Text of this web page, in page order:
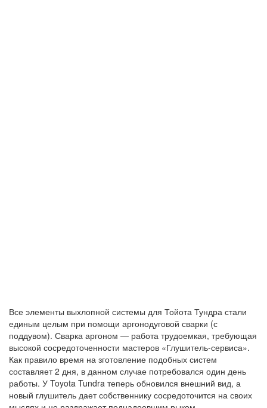
Все элементы выхлопной системы для Тойота Тундра стали
единым целым при помощи аргонодуговой сварки (с
поддувом). Сварка аргоном — работа трудоемкая, требующая
высокой сосредоточенности мастеров «Глушитель-сервиса».
Как правило время на зготовление подобных систем
составляет 2 дня, в данном случае потребовался один день
работы. У Toyota Tundra теперь обновился внешний вид, а
новый глушитель дает собственнику сосредоточится на своих